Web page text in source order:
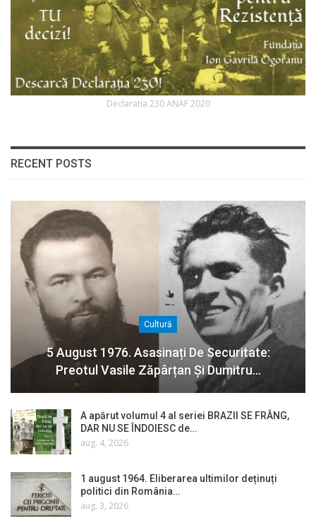
Declaratia 230 ANAF 2020
RECENT POSTS
Cultură
5 August 1976. Asasinați De Securitate:
Preotul Vasile Zăpârțan Și Dumitru…
A apărut volumul 4 al seriei BRAZII SE FRÂNG,
DAR NU SE ÎNDOIESC de…
aug. 4, 2026
1 august 1964. Eliberarea ultimilor deținuți
politici din România…
aug. 3, 2026